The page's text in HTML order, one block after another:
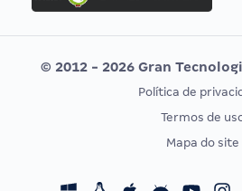
Concurso MPU
Editais publicados
CONCURSOS POR PROFISSÃO
Concursos Fiscais
© 2012 - 2026 Gran
Política de
Termos de
Mapa do site